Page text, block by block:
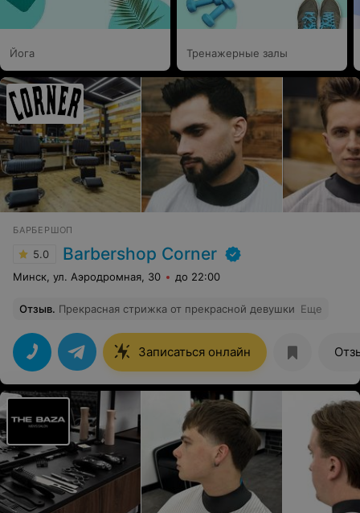
Йога Тренажерные залы
БАРБЕРШОП
5.0 Barbershop Corner
Минск, ул. Аэродромная, 30 до 22:00
Отзыв. Прекрасная стрижка от прекрасной девушки Еще
Записаться онлайн